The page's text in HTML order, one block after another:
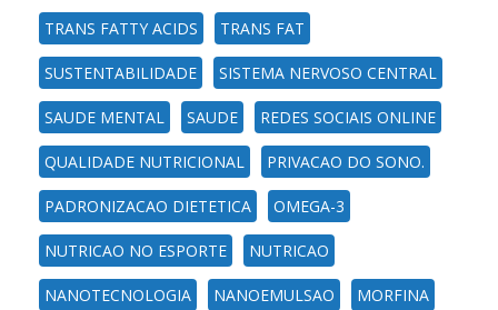
TRANS FATTY ACIDS TRANS FAT
SUSTENTABILIDADE SISTEMA NERVOSO CENTRAL
SAUDE MENTAL SAUDE REDES SOCIAIS ONLINE
QUALIDADE NUTRICIONAL PRIVACAO DO SONO.
PADRONIZACAO DIETETICA OMEGA-3
NUTRICAO NO ESPORTE NUTRICAO
NANOTECNOLOGIA NANOEMULSAO MORFINA